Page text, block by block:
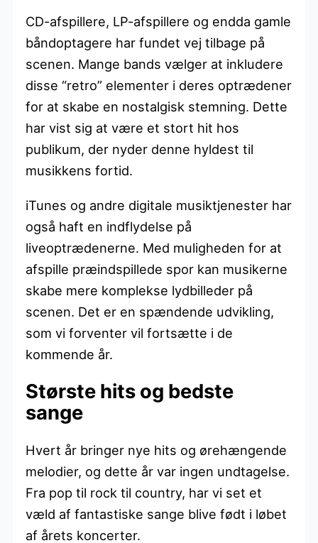
CD-afspillere, LP-afspillere og endda gamle
båndoptagere har fundet vej tilbage på
scenen. Mange bands vælger at inkludere
disse “retro” elementer i deres optrædener
for at skabe en nostalgisk stemning. Dette
har vist sig at være et stort hit hos
publikum, der nyder denne hyldest til
musikkens fortid.
iTunes og andre digitale musiktjenester har
også haft en indflydelse på
liveoptrædenerne. Med muligheden for at
afspille præindspillede spor kan musikerne
skabe mere komplekse lydbilleder på
scenen. Det er en spændende udvikling,
som vi forventer vil fortsætte i de
kommende år.
Største hits og bedste
sange
Hvert år bringer nye hits og ørehængende
melodier, og dette år var ingen undtagelse.
Fra pop til rock til country, har vi set et
væld af fantastiske sange blive født i løbet
af årets koncerter.